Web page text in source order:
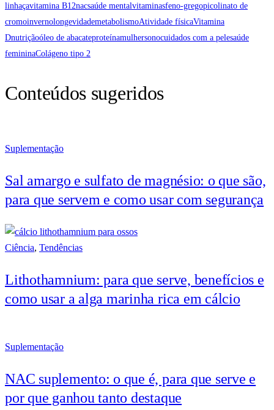
linhaçavitamina B12nacsaúde mentalvitaminasfeno-gregopicolinato de
cromoinvernolongevidademetabolismoAtividade físicaVitamina
Dnutriçãoóleo de abacateproteínamulhersonocuidados com a pelesaúde
femininaColágeno tipo 2
Conteúdos sugeridos
Suplementação
Sal amargo e sulfato de magnésio: o que são,
para que servem e como usar com segurança
Ciência, Tendências
Lithothamnium: para que serve, benefícios e
como usar a alga marinha rica em cálcio
Suplementação
NAC suplemento: o que é, para que serve e
por que ganhou tanto destaque